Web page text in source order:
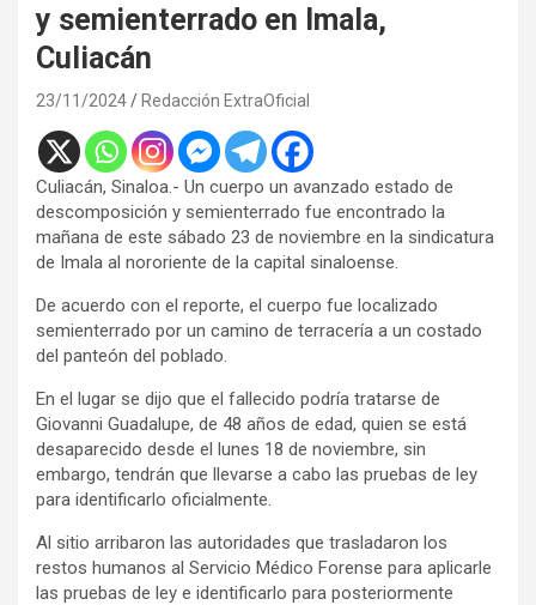
y semienterrado en Imala,
Culiacán
23/11/2024 Redacción ExtraOficial
Culiacán, Sinaloa.- Un cuerpo un avanzado estado de
descomposición y semienterrado fue encontrado la
mañana de este sábado 23 de noviembre en la sindicatura
de Imala al nororiente de la capital sinaloense.
De acuerdo con el reporte, el cuerpo fue localizado
semienterrado por un camino de terracería a un costado
del panteón del poblado.
En el lugar se dijo que el fallecido podría tratarse de
Giovanni Guadalupe, de 48 años de edad, quien se está
desaparecido desde el lunes 18 de noviembre, sin
embargo, tendrán que llevarse a cabo las pruebas de ley
para identificarlo oficialmente.
Al sitio arribaron las autoridades que trasladaron los
restos humanos al Servicio Médico Forense para aplicarle
las pruebas de ley e identificarlo para posteriormente